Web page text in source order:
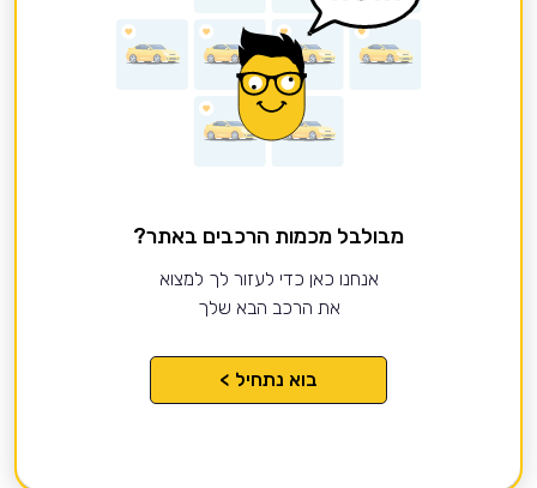
מבולבל מכמות הרכבים באתר?
אנחנו כאן כדי לעזור לך למצוא
את הרכב הבא שלך
בוא נתחיל >